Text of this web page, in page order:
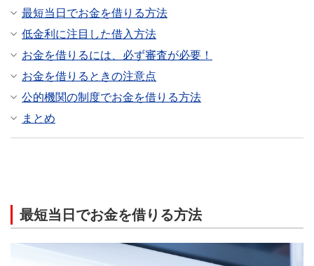
最短当日でお金を借りる方法
低金利に注目した借入方法
お金を借りるには、必ず審査が必要！
お金を借りるときの注意点
公的機関の制度でお金を借りる方法
まとめ
最短当日でお金を借りる方法